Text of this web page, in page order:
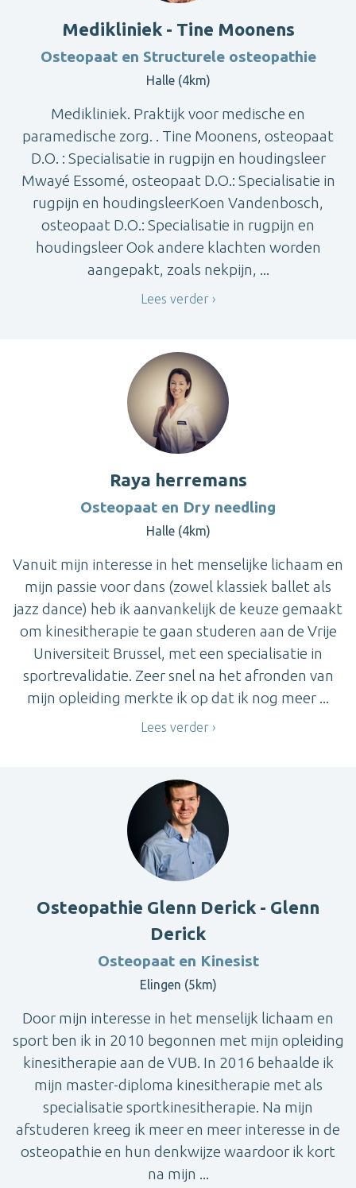
Medikliniek - Tine Moonens
Osteopaat en Structurele osteopathie
Halle (4km)
Medikliniek. Praktijk voor medische en
paramedische zorg. . Tine Moonens, osteopaat
D.O. : Specialisatie in rugpijn en houdingsleer
Mwayé Essomé, osteopaat D.O.: Specialisatie in
rugpijn en houdingsleerKoen Vandenbosch,
osteopaat D.O.: Specialisatie in rugpijn en
houdingsleer Ook andere klachten worden
aangepakt, zoals nekpijn, ...
Lees verder
Raya herremans
Osteopaat en Dry needling
Halle (4km)
Vanuit mijn interesse in het menselijke lichaam en
mijn passie voor dans (zowel klassiek ballet als
jazz dance) heb ik aanvankelijk de keuze gemaakt
om kinesitherapie te gaan studeren aan de Vrije
Universiteit Brussel, met een specialisatie in
sportrevalidatie. Zeer snel na het afronden van
mijn opleiding merkte ik op dat ik nog meer ...
Lees verder
Osteopathie Glenn Derick - Glenn
Derick
Osteopaat en Kinesist
Elingen (5km)
Door mijn interesse in het menselijk lichaam en
sport ben ik in 2010 begonnen met mijn opleiding
kinesitherapie aan de VUB. In 2016 behaalde ik
mijn master-diploma kinesitherapie met als
specialisatie sportkinesitherapie. Na mijn
afstuderen kreeg ik meer en meer interesse in de
osteopathie en hun denkwijze waardoor ik kort
na mijn ...